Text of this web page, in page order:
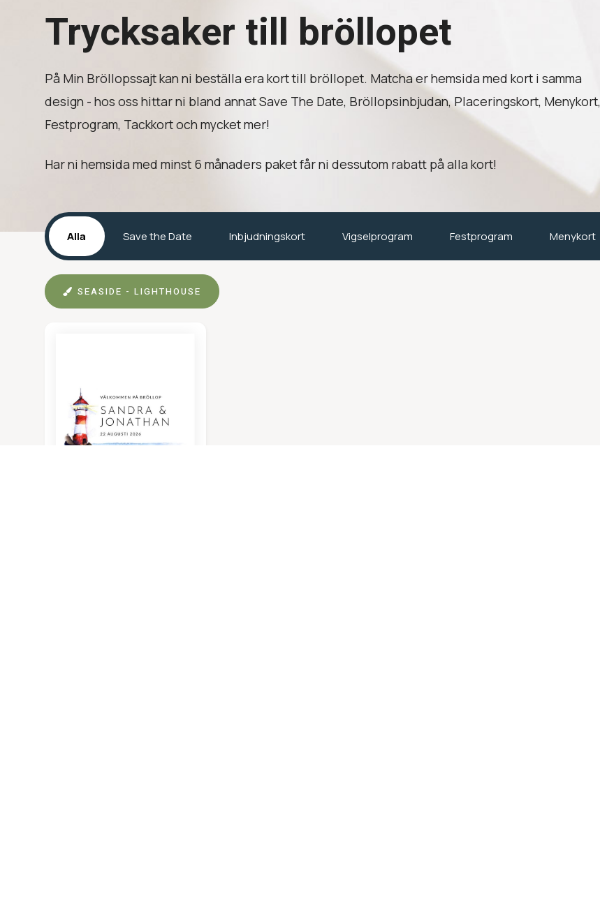
Trycksaker till bröllopet
På Min Bröllopssajt kan ni beställa era kort till bröllopet. Matcha er hemsida med kort i samma
design - hos oss hittar ni bland annat Save The Date, Bröllopsinbjudan, Placeringskort, Menykort,
Festprogram, Tackkort och mycket mer!
Har ni hemsida med minst 6 månaders paket får ni dessutom rabatt på alla kort!
Alla Save the Date Inbjudningskort Vigselprogram Festprogram Menykort
SEASIDE - LIGHTHOUSE